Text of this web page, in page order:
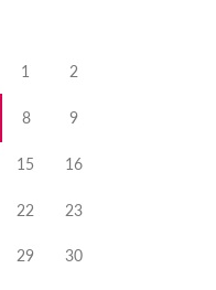
1 2
8 9
15 16
22 23
29 30